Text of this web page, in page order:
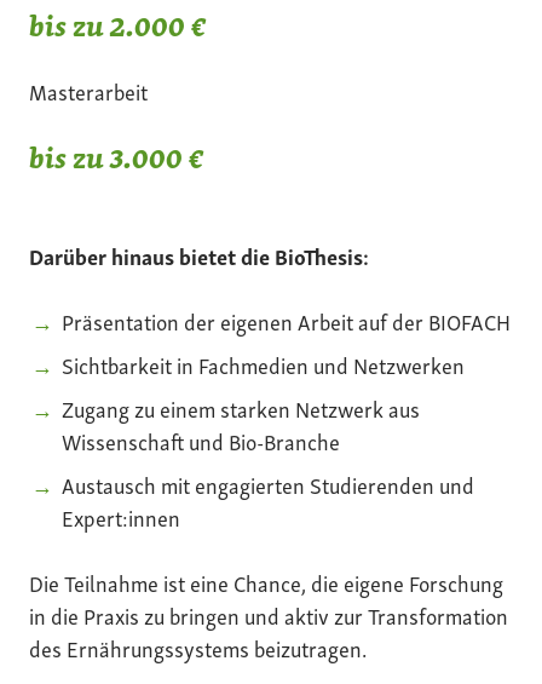
bis zu 2.000 €
Masterarbeit
bis zu 3.000 €
Darüber hinaus bietet die BioThesis:
Präsentation der eigenen Arbeit auf der BIOFACH
Sichtbarkeit in Fachmedien und Netzwerken
Zugang zu einem starken Netzwerk aus
Wissenschaft und Bio-Branche
Austausch mit engagierten Studierenden und
Expert:innen
Die Teilnahme ist eine Chance, die eigene Forschung
in die Praxis zu bringen und aktiv zur Transformation
des Ernährungssystems beizutragen.